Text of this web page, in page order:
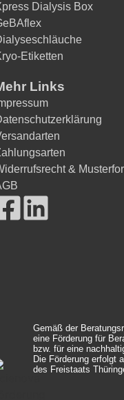
Dialysis Box
Etiketten
Links
&
Gemäß der
eine Förderung für
bzw. für eine
Die Förderung erfolgt
des Freistaats